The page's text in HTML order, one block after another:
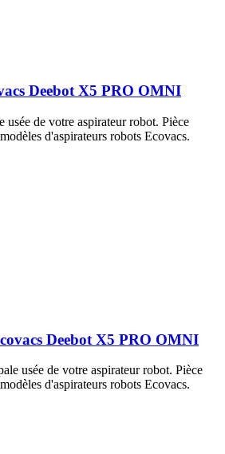
Deebot X5 PRO OMNI
usée de votre aspirateur robot. Pièce
d'aspirateurs robots Ecovacs.
Deebot X5 PRO OMNI
usée de votre aspirateur robot. Pièce
d'aspirateurs robots Ecovacs.